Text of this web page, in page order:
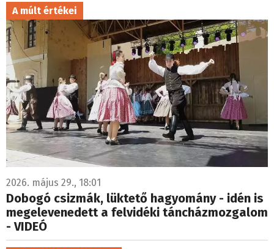
A múlt értékei
2026. május 29., 18:01
Dobogó csizmák, lüktető hagyomány - idén is
megelevenedett a felvidéki táncházmozgalom
- VIDEÓ